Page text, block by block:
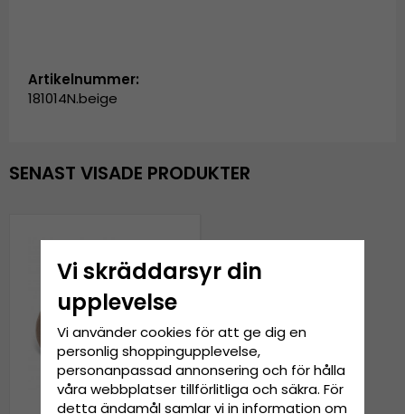
Artikelnummer:
181014N.beige
SENAST VISADE PRODUKTER
Vi skräddarsyr din
upplevelse
Vi använder cookies för att ge dig en
personlig shoppingupplevelse,
personanpassad annonsering och för hålla
våra webbplatser tillförlitliga och säkra. För
detta ändamål samlar vi in information om